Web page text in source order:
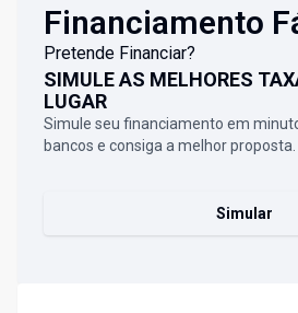
Financiamento
Pretende Financiar?
SIMULE AS MELHORES
LUGAR
Simule seu financiamento em
bancos e consiga a melhor proposta.
Simular